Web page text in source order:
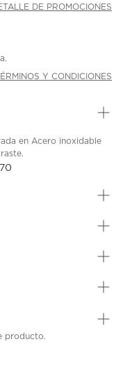
DE PROMOCIONES
Y CONDICIONES
en Acero inoxidable
producto.